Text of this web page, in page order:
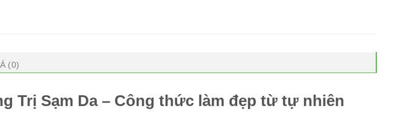
(0)
Trị Sạm Da – Công thức làm đẹp từ tự nhiên